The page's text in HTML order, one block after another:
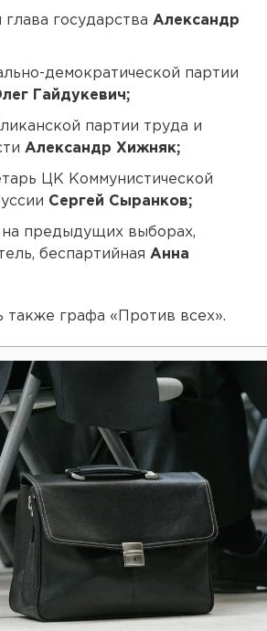
государства Александр
демократической партии
Гайдукевич;
партии труда и
Александр Хижняк;
ЦК Коммунистической
Сергей Сыранков;
на предыдущих выборах,
беспартийная Анна
также графа «Против всех».